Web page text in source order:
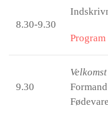
8.30-9.30
9.30